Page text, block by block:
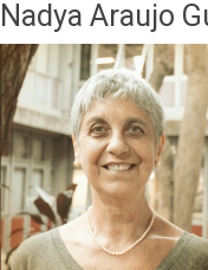
Nadya Araujo